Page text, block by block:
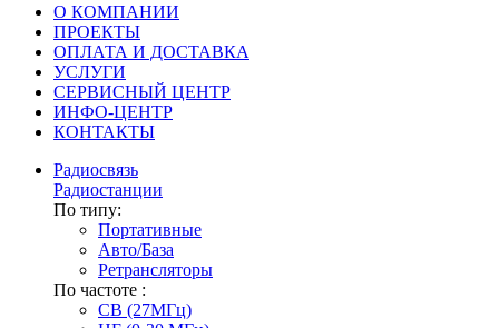
О КОМПАНИИ
ПРОЕКТЫ
ОПЛАТА И ДОСТАВКА
УСЛУГИ
СЕРВИСНЫЙ ЦЕНТР
ИНФО-ЦЕНТР
КОНТАКТЫ
Радиосвязь
Радиостанции
По типу:
Портативные
Авто/База
Ретрансляторы
По частоте :
CB (27МГц)